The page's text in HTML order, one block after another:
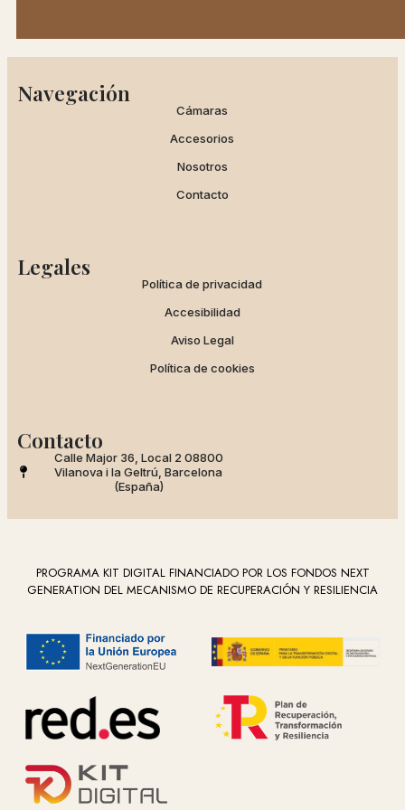
Navegación
Cámaras
Accesorios
Nosotros
Contacto
Legales
Política de privacidad
Accesibilidad
Aviso Legal
Política de cookies
Contacto
Calle Major 36, Local 2 08800
Vilanova i la Geltrú, Barcelona
(España)
PROGRAMA KIT DIGITAL FINANCIADO POR LOS FONDOS NEXT
GENERATION DEL MECANISMO DE RECUPERACIÓN Y RESILIENCIA